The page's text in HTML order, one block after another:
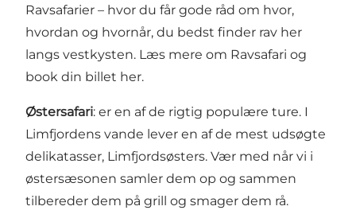
Ravsafarier – hvor du får gode råd om hvor,
hvordan og hvornår, du bedst finder rav her
langs vestkysten. Læs mere om Ravsafari og
book din billet her.
Østersafari: er en af de rigtig populære ture. I
Limfjordens vande lever en af de mest udsøgte
delikatasser, Limfjordsøsters. Vær med når vi i
østersæsonen samler dem op og sammen
tilbereder dem på grill og smager dem rå.